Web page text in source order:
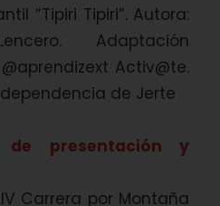
“Tipiri Tipiri”. Autora:
Adaptación
Activ@te.
de Jerte
presentación y
Carrera por Montaña